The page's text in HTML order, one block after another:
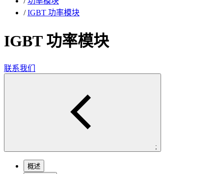
/ IGBT 功率模块
IGBT 功率模块
联系我们
;
概述